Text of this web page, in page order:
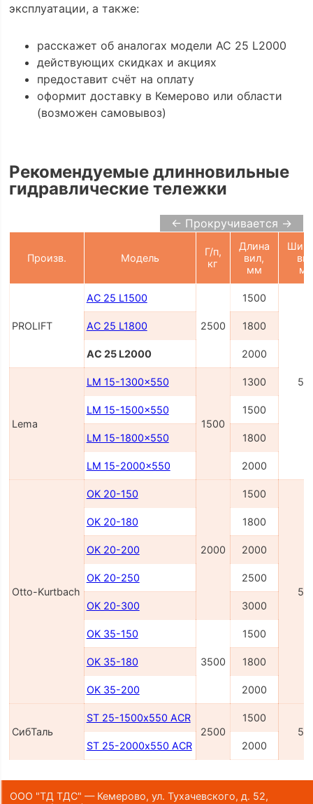
эксплуатации, а также:
расскажет об аналогах модели AC 25 L2000
действующих скидках и акциях
предоставит счёт на оплату
оформит доставку в Кемерово или области
(возможен самовывоз)
Рекомендуемые длинновильные
гидравлические тележки
← Прокручивается →
Произв. Модель
Г/п,
кг
Длина
вил,
мм
PROLIFT
AC 25 L1500
2500
1500
AC 25 L1800 1800
AC 25 L2000 2000
Lema
LM 15-1300x550
1500
1300
LM 15-1500x550 1500
LM 15-1800x550 1800
LM 15-2000x550 2000
Otto-Kurtbach
OK 20-150
2000
1500
OK 20-180 1800
OK 20-200 2000
OK 20-250 2500
OK 20-300 3000
OK 35-150
3500
1500
OK 35-180 1800
OK 35-200 2000
СибТаль
ST 25-1500х550 ACR
2500
1500
ST 25-2000х550 ACR
2000
ООО "ТД ТДС" — Кемерово, ул. Тухачевского, д. 52,